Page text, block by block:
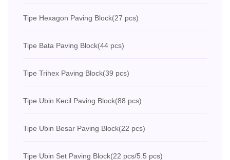
Tipe Hexagon Paving Block(27 pcs)
Tipe Bata Paving Block(44 pcs)
Tipe Trihex Paving Block(39 pcs)
Tipe Ubin Kecil Paving Block(88 pcs)
Tipe Ubin Besar Paving Block(22 pcs)
Tipe Ubin Set Paving Block(22 pcs/5.5 pcs)